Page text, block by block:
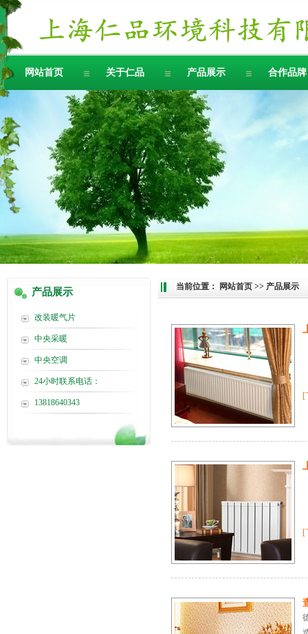
网站首页 关于仁品 产品展示 合作品牌
产品展示
改装暖气片
中央采暖
中央空调
24小时联系电话：
13818640343
当前位置： 网站首页 >> 产品展示
[
[